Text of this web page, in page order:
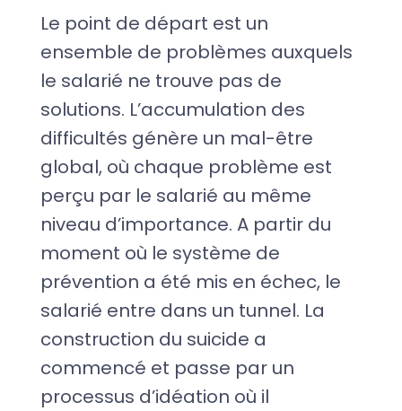
Le point de départ est un
ensemble de problèmes auxquels
le salarié ne trouve pas de
solutions. L’accumulation des
difficultés génère un mal-être
global, où chaque problème est
perçu par le salarié au même
niveau d’importance. A partir du
moment où le système de
prévention a été mis en échec, le
salarié entre dans un tunnel. La
construction du suicide a
commencé et passe par un
processus d’idéation où il